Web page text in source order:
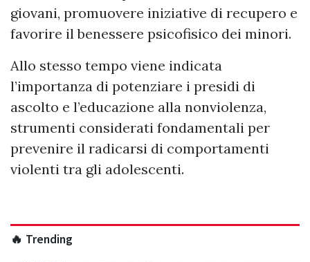
giovani, promuovere iniziative di recupero e
favorire il benessere psicofisico dei minori.
Allo stesso tempo viene indicata
l’importanza di potenziare i presidi di
ascolto e l’educazione alla nonviolenza,
strumenti considerati fondamentali per
prevenire il radicarsi di comportamenti
violenti tra gli adolescenti.
🔥 Trending